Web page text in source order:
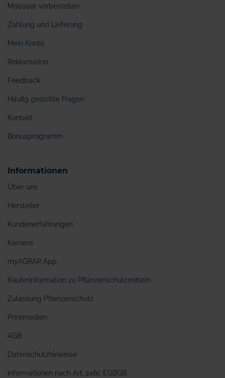
Maissaat vorbestellen
Zahlung und Lieferung
Mein Konto
Reklamation
Feedback
Häufig gestellte Fragen
Kontakt
Bonusprogramm
Informationen
Über uns
Hersteller
Kundenerfahrungen
Karriere
myAGRAR App
Käuferinformation zu Pflanzenschutzmitteln
Zulassung Pflanzenschutz
Printmedien
AGB
Datenschutzhinweise
Informationen nach Art. 246c EGBGB